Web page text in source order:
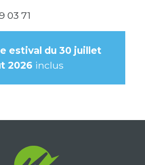
03 71
estival du 30 juillet
2026 inclus